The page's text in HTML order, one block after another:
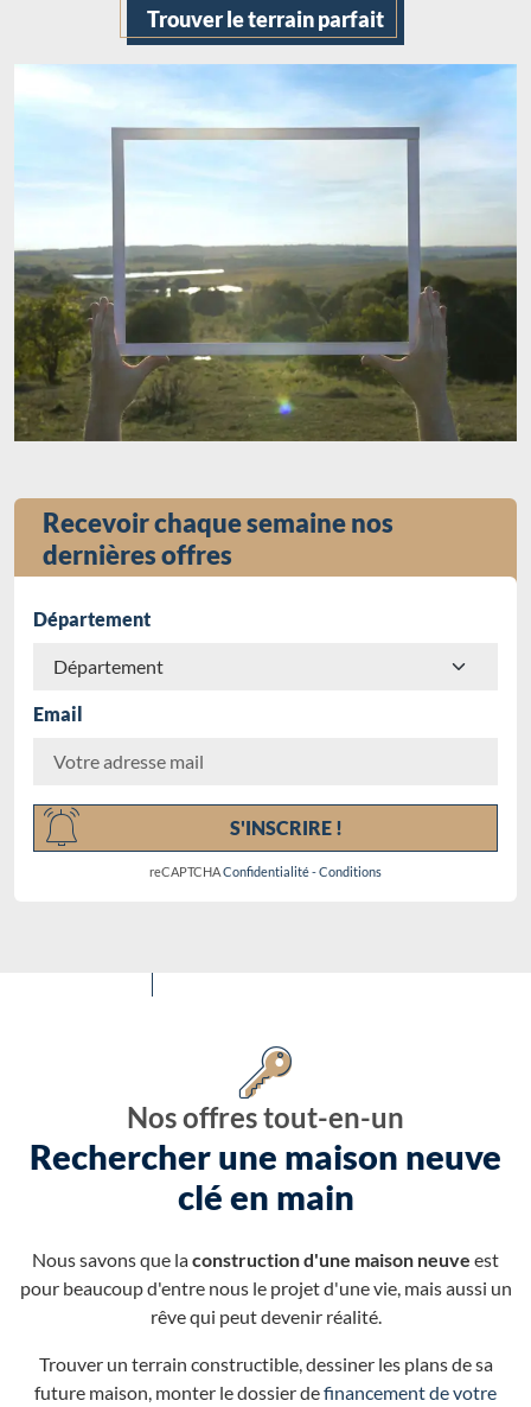
Trouver le terrain parfait
Recevoir chaque semaine nos
dernières offres
Département
Email
S'INSCRIRE !
reCAPTCHAConfidentialité-Conditions
Nos offres tout-en-un
Rechercher une maison neuve
clé en main
Nous savons que laconstruction d'une maison neuve est
pour beaucoup d'entre nous le projet d'une vie, mais aussi un
rêve qui peut devenir réalité.
Trouver un terrain constructible, dessiner les plans de sa
future maison, monter le dossier definancement de votre